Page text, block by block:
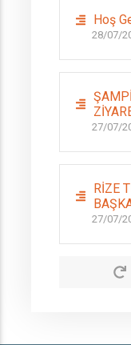
Hoş
28/07/
27/07/
RİZE
27/07/